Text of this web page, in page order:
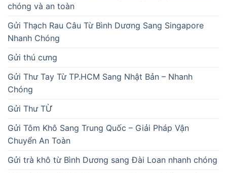
chóng và an toàn
Gửi Thạch Rau Câu Từ Bình Dương Sang Singapore
Nhanh Chóng
Gửi thú cưng
Gửi Thư Tay Từ TP.HCM Sang Nhật Bản – Nhanh
Chóng
Gửi Thư TỪ
Gửi Tôm Khô Sang Trung Quốc – Giải Pháp Vận
Chuyển An Toàn
Gửi trà khô từ Bình Dương sang Đài Loan nhanh chóng